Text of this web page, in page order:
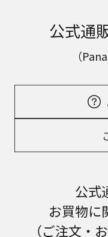
公式通
（
公式
お買物に
（ご注文・